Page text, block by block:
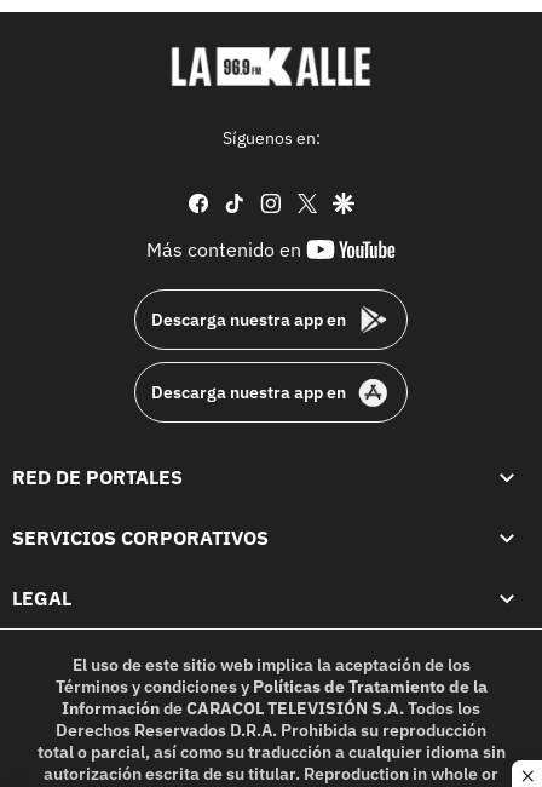
Síguenos en:
facebook
tiktok instagram
twittergoogle
Más contenido en
youtube-
Descarga nuestra app en
Descarga nuestra app en
RED DE PORTALES
SERVICIOS CORPORATIVOS
LEGAL
El uso de este sitio web implica la aceptación de los
Términos y condicionesy Políticas de Tratamiento de la
InformacióndeCARACOL TELEVISIÓN S.A.Todos los
Derechos Reservados D.R.A. Prohibida su reproducción
total o parcial, así como su traducción a cualquier idioma sin
autorización escrita de su titular. Reproduction in whole or